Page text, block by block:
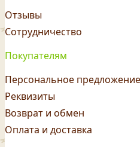
Отзывы
Сотрудничество
Покупателям
Персональное предложение
Реквизиты
Возврат и обмен
Оплата и доставка